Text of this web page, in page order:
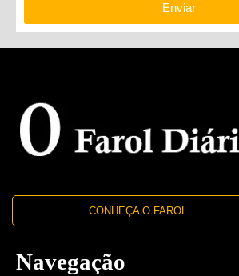
Enviar
CONHEÇA O FAROL
Navegação